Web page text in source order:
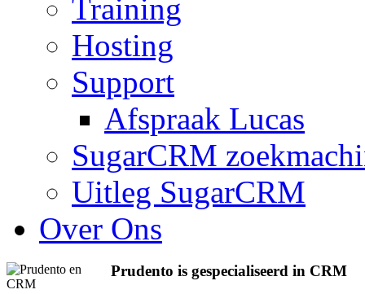
Training
Hosting
Support
Afspraak Lucas
SugarCRM
Uitleg SugarCRM
Over Ons
Prudento is gespecialiseerd in CRM